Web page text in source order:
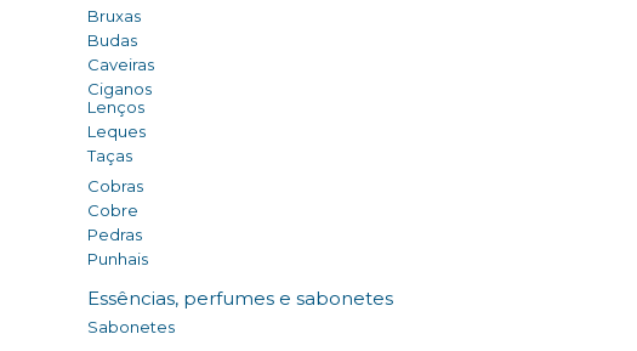
Bruxas
Budas
Caveiras
Ciganos
Lenços
Leques
Taças
Cobras
Cobre
Pedras
Punhais
Essências, perfumes e sabonetes
Sabonetes